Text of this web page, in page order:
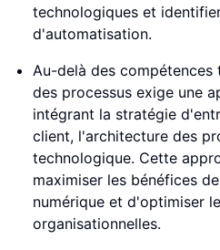
technologiques et
d'automatisation.
Au-delà des compétences
des processus exige une
intégrant la stratégie
client, l'architecture des
technologique. Cette
maximiser les bénéfices
numérique et d'optimiser
organisationnelles.